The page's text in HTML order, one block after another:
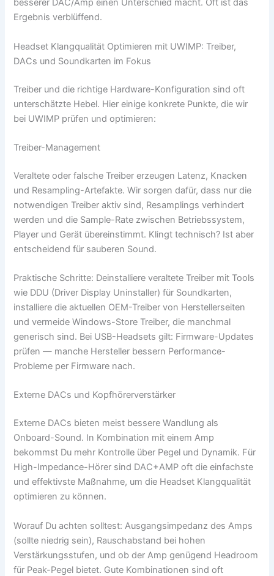
besserer DAC/Amp einen Unterschied macht. Oft ist das
Ergebnis verblüffend.
Headset Klangqualität Optimieren mit UWIMP: Treiber,
DACs und Soundkarten im Fokus
Treiber und die richtige Hardware-Konfiguration sind oft
unterschätzte Hebel. Hier einige konkrete Punkte, die wir
bei UWIMP prüfen und optimieren:
Treiber-Management
Veraltete oder falsche Treiber erzeugen Latenz, Knacken
und Resampling-Artefakte. Wir sorgen dafür, dass nur die
notwendigen Treiber aktiv sind, Resamplings verhindert
werden und die Sample-Rate zwischen Betriebssystem,
Player und Gerät übereinstimmt. Klingt technisch? Ist aber
entscheidend für sauberen Sound.
Praktische Schritte: Deinstalliere veraltete Treiber mit Tools
wie DDU (Driver Display Uninstaller) für Soundkarten,
installiere die aktuellen OEM-Treiber von Herstellerseiten
und vermeide Windows-Store Treiber, die manchmal
generisch sind. Bei USB-Headsets gilt: Firmware-Updates
prüfen — manche Hersteller bessern Performance-
Probleme per Firmware nach.
Externe DACs und Kopfhörerverstärker
Externe DACs bieten meist bessere Wandlung als
Onboard-Sound. In Kombination mit einem Amp
bekommst Du mehr Kontrolle über Pegel und Dynamik. Für
High-Impedance-Hörer sind DAC+AMP oft die einfachste
und effektivste Maßnahme, um die Headset Klangqualität
optimieren zu können.
Worauf Du achten solltest: Ausgangsimpedanz des Amps
(sollte niedrig sein), Rauschabstand bei hohen
Verstärkungsstufen, und ob der Amp genügend Headroom
für Peak-Pegel bietet. Gute Kombinationen sind oft